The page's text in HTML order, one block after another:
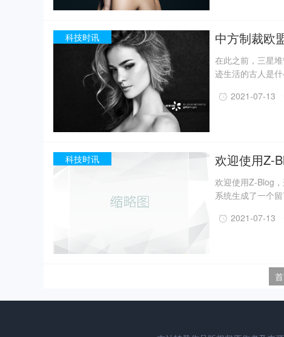
精美牙雕残件、
科技时讯 中方制裁欧
在此之前，三星
迹生活的古人是
事实上，上世纪
精美牙雕残件、
2021-07-13
科技时讯 欢迎使用Z-
欢迎使用Z-Blog
系统生成了一个
2021-07-13